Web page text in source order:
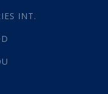
INT.